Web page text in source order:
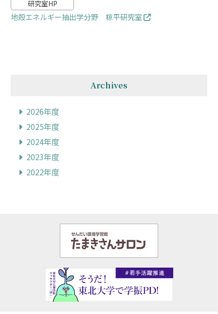
研究室HP
地殻エネルギー抽出学分野 椋平研究室
Archives
2026年度
2025年度
2024年度
2023年度
2022年度